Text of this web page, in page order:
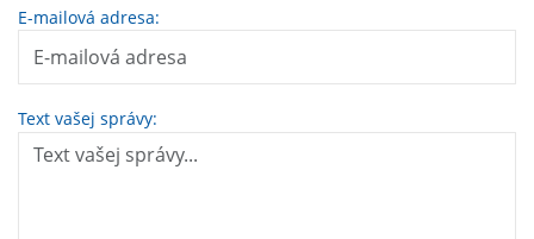
E-mailová adresa:
Text vašej správy: